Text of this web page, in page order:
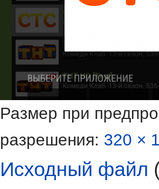
Размер при
разрешения: 320 ×
Исходный файл